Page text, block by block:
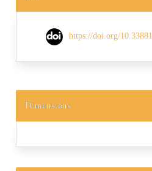
https://doi.org/
Dimensions